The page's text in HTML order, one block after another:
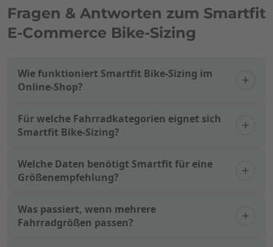
Fragen & Antworten zum Smartfit
E-Commerce Bike-Sizing
Wie funktioniert Smartfit Bike-Sizing im
Online-Shop?
Für welche Fahrradkategorien eignet sich
Smartfit Bike-Sizing?
Welche Daten benötigt Smartfit für eine
Größenempfehlung?
Was passiert, wenn mehrere
Fahrradgrößen passen?